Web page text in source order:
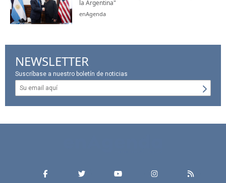
la Argentina"
enAgenda
NEWSLETTER
Suscríbase a nuestro boletín de noticias